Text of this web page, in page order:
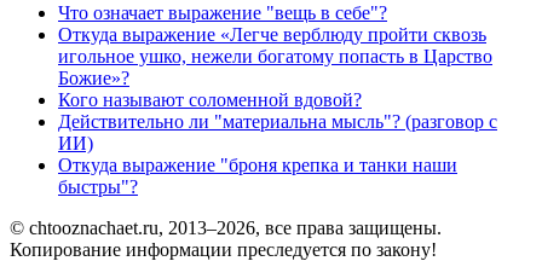
Что означает выражение "вещь в себе"?
Откуда выражение «Легче верблюду пройти сквозь
игольное ушко, нежели богатому попасть в Царство
Божие»?
Кого называют соломенной вдовой?
Действительно ли "материальна мысль"? (разговор с
ИИ)
Откуда выражение "броня крепка и танки наши
быстры"?
© chtooznachaet.ru, 2013–2026, все права защищены.
Копирование информации преследуется по закону!